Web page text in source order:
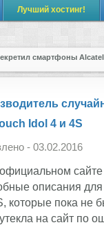
Лучший хостинг!
смартфоны
Idol 4 и 4S
- 03.02.2016
описания
которые пока не
на сайт по